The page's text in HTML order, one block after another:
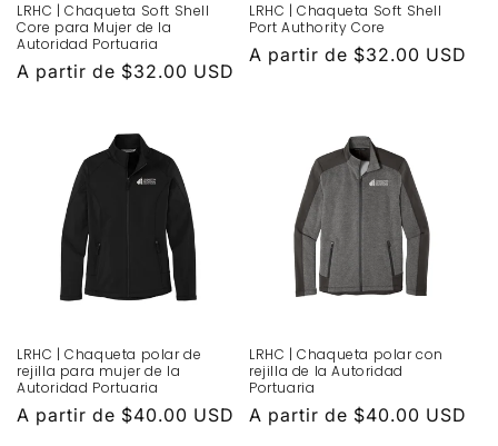
LRHC | Chaqueta Soft Shell
Core para Mujer de la
Autoridad Portuaria
Precio
A partir de $32.00 USD
LRHC | Chaqueta Soft Shell
Port Authority Core
Precio
A partir de $32.00 USD
LRHC | Chaqueta polar de
rejilla para mujer de la
Autoridad Portuaria
Precio
A partir de $40.00 USD
LRHC | Chaqueta polar con
rejilla de la Autoridad
Portuaria
Precio
A partir de $40.00 USD